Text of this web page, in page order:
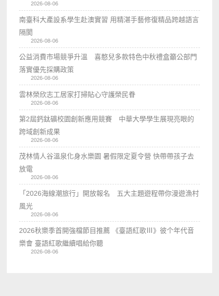
2026-08-06
南臺科大產設系學生赴澳實習 用精湛手藝修復精品跨越語言
隔閡
2026-08-06
公益消費市場競爭升溫 喜憨兒多款特色中秋禮盒籲公部門
落實優先採購政策
2026-08-06
雲林榮欣志工居家打掃貼心守護榮民眷
2026-08-06
第2屆鈣鈦礦校園創新應用競賽 中華大學學生展現亮眼的
跨域創新成果
2026-08-06
茂林情人谷溫泉化身水樂園 暑假限定夏令營 快帶帶孩子去
放電
2026-08-06
「2026海線潮旅行」開放報名 五大主題遊程帶你漫遊漁村
風光
2026-08-06
2026秋樂季首開強檔節目推薦 《臺語紅歌Ⅲ》彼个年代音
樂會 臺語紅歌繼續唱給你聽
2026-08-06